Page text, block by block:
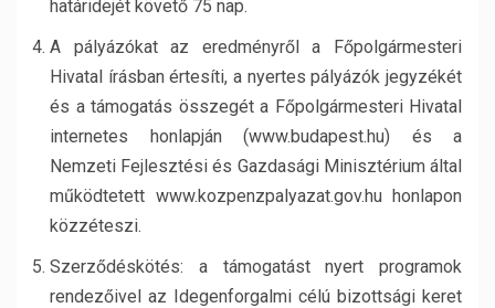
határidejét követő 75 nap.
A pályázókat az eredményről a Főpolgármesteri
Hivatal írásban értesíti, a nyertes pályázók jegyzékét
és a támogatás összegét a Főpolgármesteri Hivatal
internetes honlapján (www.budapest.hu) és a
Nemzeti Fejlesztési és Gazdasági Minisztérium által
működtetett www.kozpenzpalyazat.gov.hu honlapon
közzéteszi.
Szerződéskötés: a támogatást nyert programok
rendezőivel az Idegenforgalmi célú bizottsági keret